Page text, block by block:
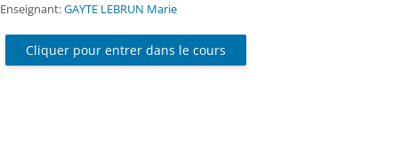
Enseignant:GAYTE LEBRUN Marie
Cliquer pour entrer dans le cours